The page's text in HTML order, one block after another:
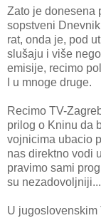
Zato je donesena
sopstveni
rat, onda je, pod
slušaju i više
emisije, recimo
I u mnoge druge.
Recimo TV-
prilog o Kninu da
vojnicima ubacio
nas direktno vodi
pravimo sami
su nezadovoljniji...
U